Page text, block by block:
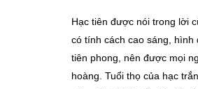
Hạc tiên được nói trong lời
có tính cách cao sáng,
tiên phong, nên được mọi
hoàng. Tuổi thọ của hạc